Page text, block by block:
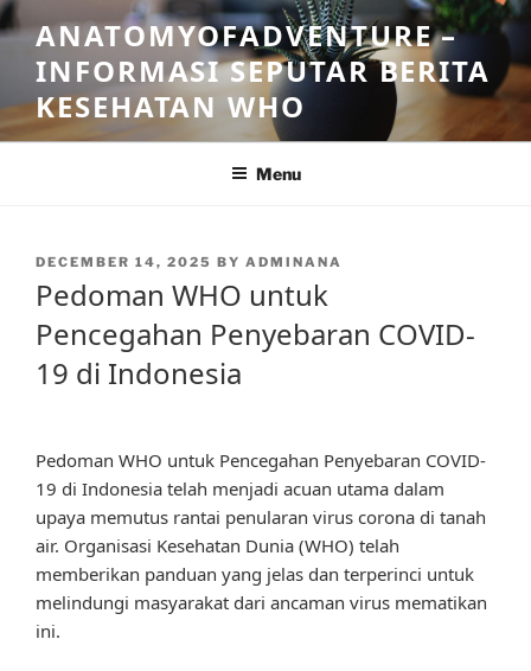
Skip
to
content
ANATOMYOFADVENTURE –
INFORMASI SEPUTAR BERITA
KESEHATAN WHO
Menu
POSTED
DECEMBER 14, 2025 BY ADMINANA
Pedoman WHO untuk
Pencegahan Penyebaran COVID-
19 di Indonesia
Pedoman WHO untuk Pencegahan Penyebaran COVID-
19 di Indonesia telah menjadi acuan utama dalam
upaya memutus rantai penularan virus corona di tanah
air. Organisasi Kesehatan Dunia (WHO) telah
memberikan panduan yang jelas dan terperinci untuk
melindungi masyarakat dari ancaman virus mematikan
ini.